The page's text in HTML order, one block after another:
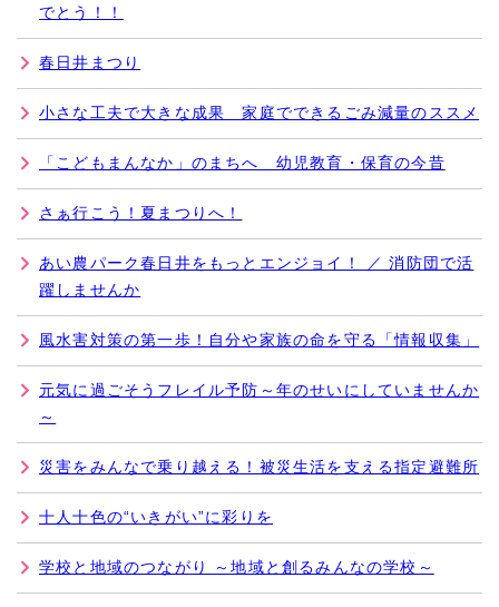
でとう！！
春日井まつり
小さな工夫で大きな成果 家庭でできるごみ減量のススメ
「こどもまんなか」のまちへ 幼児教育・保育の今昔
さぁ行こう！夏まつりへ！
あい農パーク春日井をもっとエンジョイ！ ／ 消防団で活
躍しませんか
風水害対策の第一歩！自分や家族の命を守る「情報収集」
元気に過ごそうフレイル予防～年のせいにしていませんか
～
災害をみんなで乗り越える！被災生活を支える指定避難所
十人十色の“いきがい”に彩りを
学校と地域のつながり ～地域と創るみんなの学校～